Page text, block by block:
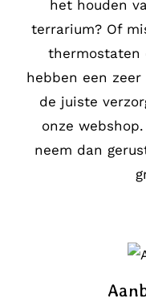
het houden
terrarium? Of
thermostaten
hebben een
de juiste
onze
neem dan